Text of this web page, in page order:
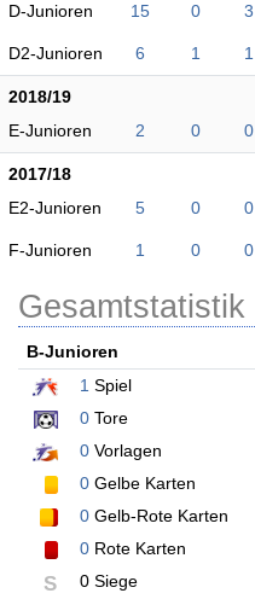
D-Junioren
15 0 3
D2-Junioren 6 1 1
2018/19
E-Junioren
2 0 0
2017/18
E2-Junioren
5 0 0
F-Junioren 1 0 0
Gesamtstatistik
B-Junioren
1 Spiel
0 Tore
0 Vorlagen
0 Gelbe Karten
0 Gelb-Rote Karten
0 Rote Karten
S 0 Siege